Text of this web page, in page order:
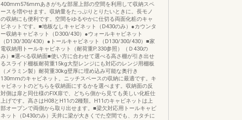
400mm576mmあきがちな部屋上部の空間を利用して収納スペ
ースを増やせます。収納量をたっぷりとりたいときに。長モノ
の収納にも便利です。空間をゆるやかに仕切る両面化粧のキャ
ビネットです。■地板なしキャビネット（D430のみ）●カウンタ
ー収納キャビネット（D300/430）●ウォールキャビネット
（D130/300/430）●トールキャビネット（D130/300/430）■家
電収納用トールキャビネット（耐荷重P.330参照）（Ｄ430の
み）■選べる収納面■使い方に合わせて選べる高さ棚が引き出せ
るスライド棚板耐荷重15kg大型レンジにも対応のレンジ用棚板
（メラミン製）耐荷重30kg壁厚に埋め込み可能な奥行き
130mmのキャビネット。ニッチスペースの収納に最適です。キ
ャビネットのどちらを収納面にするかを選べます。収納面の反
対側は扉と同仕様のFIX扉で、どちら側から見ても美しい化粧仕
上げです。高さはH08とH11の2種類。H11のキャビネットは上
部オープンで両側から取り出せます。■梁欠対応用トールキャビ
ネット（D430のみ）天井に梁が大きくでた空間でも、カタチに